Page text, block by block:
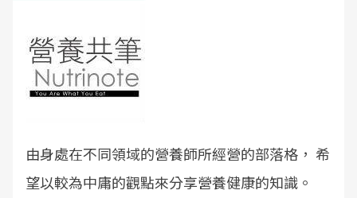
由身處在不同領域的營養師所經營的部落格， 希
望以較為中庸的觀點來分享營養健康的知識。